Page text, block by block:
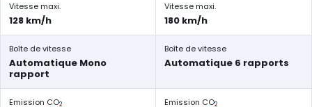
Vitesse maxi.
128 km/h
Vitesse maxi.
180 km/h
Boîte de vitesse
Automatique Mono
rapport
Boîte de vitesse
Automatique 6 rapports
Emission CO2 Emission CO2